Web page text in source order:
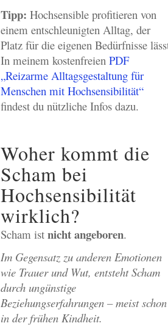
Tipp: Hochsensible profitieren von
einem entschleunigten Alltag, der
Platz für die eigenen Bedürfnisse
In meinem kostenfreien PDF
„Reizarme Alltagsgestaltung für
Menschen mit Hochsensibilität“
findest du nützliche Infos dazu.
Woher kommt die
Scham bei
Hochsensibilität
wirklich?
Scham ist nicht angeboren.
Im Gegensatz zu anderen Emotionen
wie Trauer und Wut, entsteht Scham
durch ungünstige
Beziehungserfahrungen – meist schon
in der frühen Kindheit.